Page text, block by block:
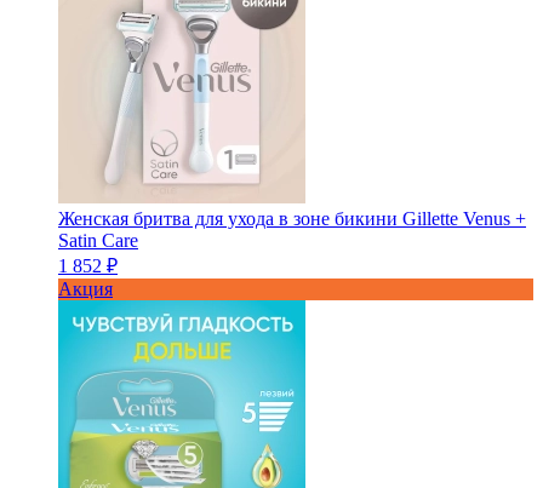
Женская бритва для ухода в зоне бикини Gillette Venus +
Satin Care
1 852 ₽
Акция